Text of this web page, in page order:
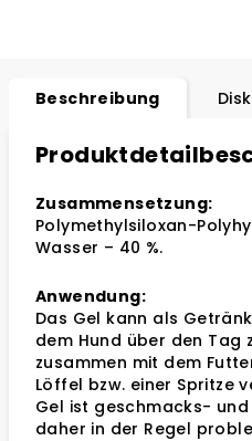
Beschreibung
Zusammensetzung:
Polymethylsiloxan-
Wasser – 40 %.
Anwendung:
Das Gel kann als
dem Hund über den Tag
zusammen mit dem
Löffel bzw. einer Spritze
Gel ist geschmacks-
daher in der Regel